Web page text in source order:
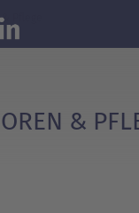
Pflege
&